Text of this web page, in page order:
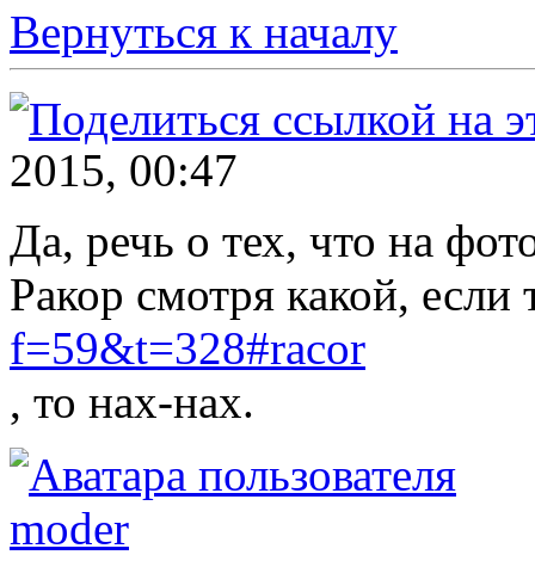
Вернуться к началу
2015, 00:47
Да, речь о тех, что на
Ракор смотря какой, если
f=59&t=328#racor
, то нах-нах.
moder